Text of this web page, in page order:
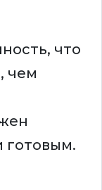
что
чем
готовым.